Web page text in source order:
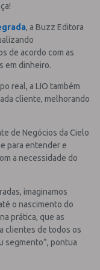
, a Buzz Editora
de acordo com as
em dinheiro.
real, a LIO também
cliente, melhorando
de Negócios da Cielo
para entender e
a necessidade do
imaginamos
o nascimento do
prática, que as
clientes de todos os
segmento”, pontua